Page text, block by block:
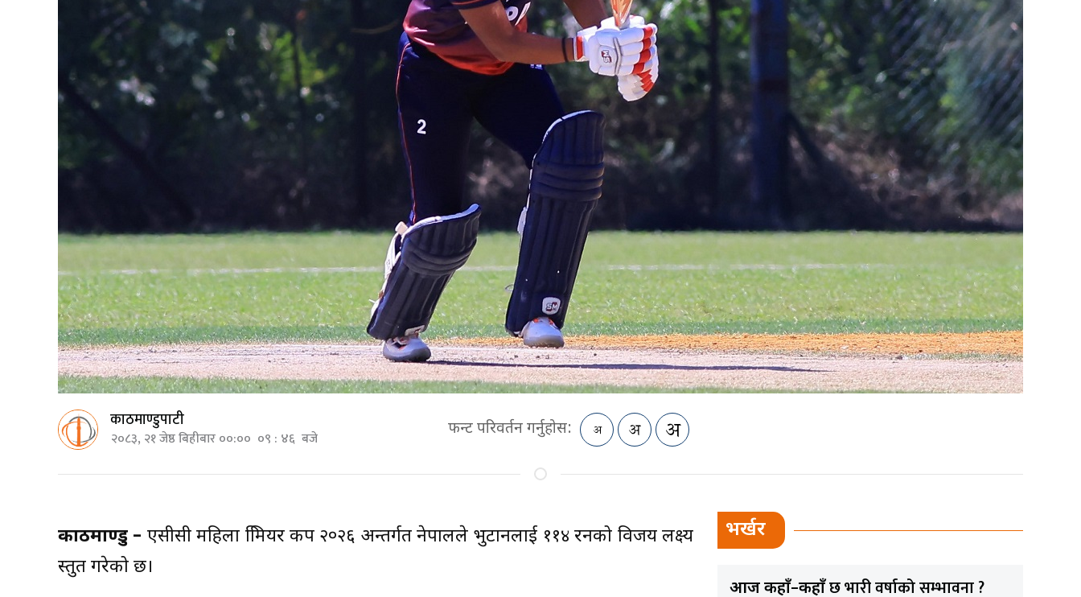
काठमाण्डुपाटी
२०८३, २१ जेष्ठ बिहीबार ००:०० ०९ : ४६ बजे फन्ट परिवर्तन गर्नुहोस:
काठमाण्डु – एसीसी महिला प्रिमियर कप २०२६ अन्तर्गत नेपालले भुटानलाई ११४ रनको विजय लक्ष्य
प्रस्तुत गरेको छ।
भर्खर
आज कहाँ–कहाँछ भारी वर्षाको सम्भावना ?